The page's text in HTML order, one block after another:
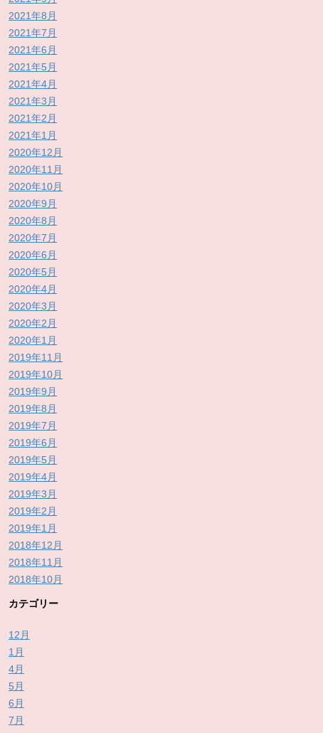
2021年8月
2021年7月
2021年6月
2021年5月
2021年4月
2021年3月
2021年2月
2021年1月
2020年12月
2020年11月
2020年10月
2020年9月
2020年8月
2020年7月
2020年6月
2020年5月
2020年4月
2020年3月
2020年2月
2020年1月
2019年11月
2019年10月
2019年9月
2019年8月
2019年7月
2019年6月
2019年5月
2019年4月
2019年3月
2019年2月
2019年1月
2018年12月
2018年11月
2018年10月
カテゴリー
12月
1月
4月
5月
6月
7月